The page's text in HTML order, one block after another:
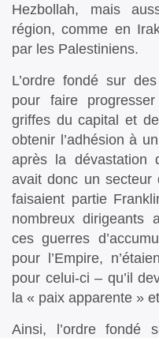
Hezbollah, mais
région, comme en
par les Palestiniens.
L’ordre fondé sur
pour faire
griffes du capital et
obtenir l’adhésion à
après la dévastation
avait donc un secteur
faisaient partie
nombreux dirigeants
ces guerres
pour l’Empire,
pour celui-ci – qu’il
la « paix apparente »
Ainsi, l’ordre fondé